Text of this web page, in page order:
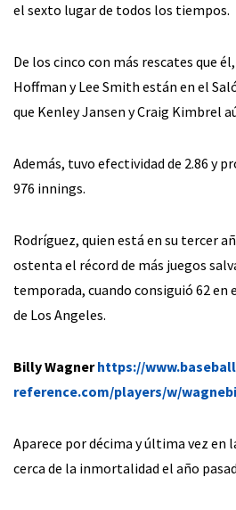
el sexto lugar de todos los tiempos.
De los cinco con más rescates que
Hoffman y Lee Smith están en el
que Kenley Jansen y Craig Kimbrel
Además, tuvo efectividad de 2.86 y
976 innings.
Rodríguez, quien está en su tercer
ostenta el récord de más juegos
temporada, cuando consiguió 62 en
de Los Angeles.
Billy Wagnerhttps://
reference.com/players/w/
Aparece por décima y última vez en
cerca de la inmortalidad el año